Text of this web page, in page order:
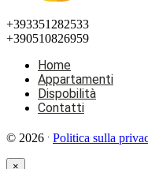
+393351282533
+390510826959
Home
Appartamenti
Dispobilità
Contatti
© 2026 Politica sulla
×